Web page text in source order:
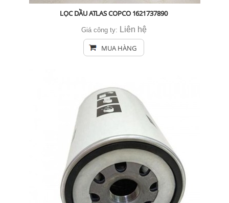
LỌC DẦU ATLAS COPCO 1621737890
Giá công ty: Liên hệ
MUA HÀNG